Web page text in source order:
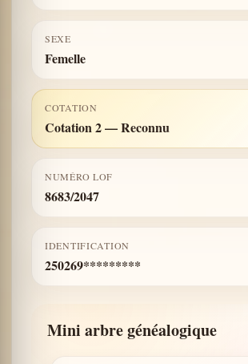
SEXE
Femelle
COTATION
Cotation 2 — Reconnu
NUMÉRO LOF
8683/2047
IDENTIFICATION
250269*********
Mini arbre généalogique